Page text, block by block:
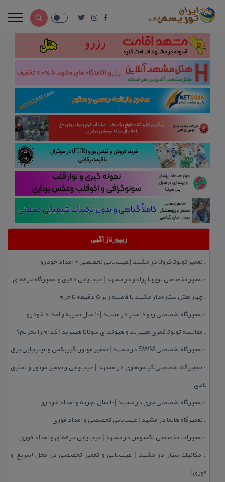
ریپورتاژ آگهی
:: تعمیر تویوتا كرولا در مشهد | عیب‌یابی تخصصی + امداد خودرو
:: تعمیر تخصصی تویوتا پرادو در مشهد | عیب‌یابی دقیق و تعمیرگاه حرفه‌ای
::چهار هتل‌ ستاره‌دار مشهد با فاصله زیر 5 دقیقه تا حرم
:: تعمیرگاه تخصصی رنو داستر در مشهد | ۱۰ سال تجربه و امداد خودرو
:: مقایسه تویوتا كمری هیبرید و هیوندای سوناتا هیبرید | كدام را بخریم؟
:: تعمیرگاه تخصصی SWM در مشهد | تعمیر موتور، گیربكس و عیب‌یابی برق
:: تعمیرگاه تخصصی كیا موهاوی در مشهد | عیب‌یابی و تعمیر موتور و تعلیق
بادی
:: تعمیرگاه تخصصی چری در مشهد | ۱۰ سال تجربه و امداد خودرو
:: تعمیرگاه هایما در مشهد | عیب‌یابی تخصصی و امداد فوری
:: تعمیرات تخصصی لكسوس در مشهد | عیب‌یابی حرفه‌ای و امداد فوری
:: مكانیك سیار در مشهد | عیب‌یابی و تعمیر تخصصی در محل (سریع و
فوری)